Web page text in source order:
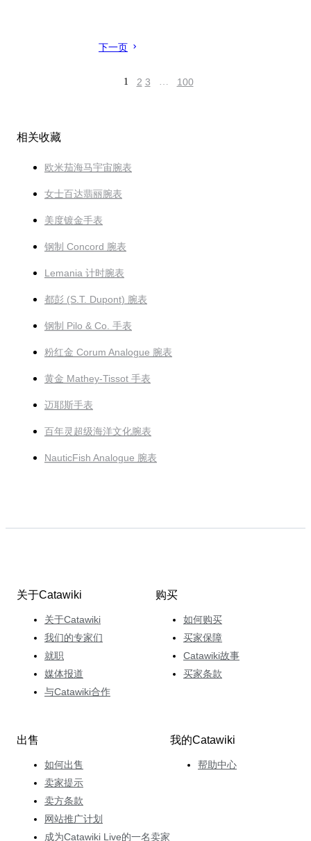
下一页
1 2 3 … 100
相关收藏
欧米茄海马宇宙腕表
女士百达翡丽腕表
美度镀金手表
钢制 Concord 腕表
Lemania 计时腕表
都彭 (S.T. Dupont) 腕表
钢制 Pilo & Co. 手表
粉红金 Corum Analogue 腕表
黄金 Mathey-Tissot 手表
迈耶斯手表
百年灵超级海洋文化腕表
NauticFish Analogue 腕表
关于Catawiki
关于Catawiki
我们的专家们
就职
媒体报道
与Catawiki合作
购买
如何购买
买家保障
Catawiki故事
买家条款
出售
如何出售
卖家提示
卖方条款
网站推广计划
成为Catawiki Live的一名卖家
我的Catawiki
帮助中心